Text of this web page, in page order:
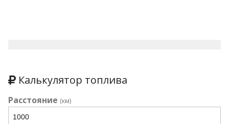
Калькулятор топлива
Расстояние (км)